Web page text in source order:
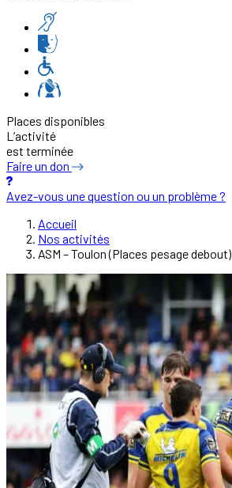
Places disponibles
L’activité
est terminée
Faire un don
Avez-vous une question ou un problème ?
Accueil
Nos activités
ASM – Toulon (Places pesage debout)